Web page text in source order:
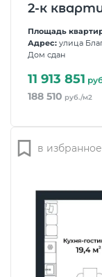
2-к
Площадь
Адрес: улица
Дом сдан
11 913 851
188 510 руб./м2
в избранное